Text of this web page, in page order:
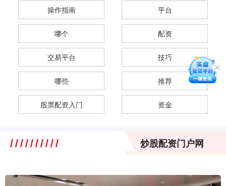
操作指南 平台
哪个 配资
交易平台 技巧
哪些 推荐
股票配资入门 资金
炒股配资门户网